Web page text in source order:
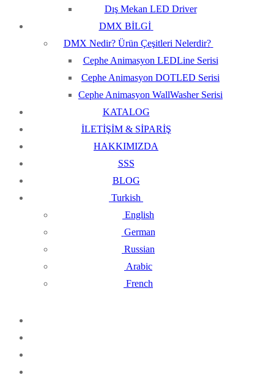
Dış Mekan LED Driver
DMX BİLGİ
DMX Nedir? Ürün Çeşitleri Nelerdir?
Cephe Animasyon LEDLine Serisi
Cephe Animasyon DOTLED Serisi
Cephe Animasyon WallWasher Serisi
KATALOG
İLETİŞİM & SİPARİŞ
HAKKIMIZDA
SSS
BLOG
Turkish
English
German
Russian
Arabic
French